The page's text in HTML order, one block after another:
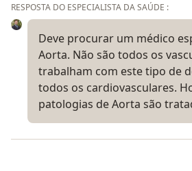
RESPOSTA DO ESPECIALISTA DA SAÚDE :
Deve procurar um médico
Aorta. Não são todos os
trabalham com este tipo de
todos os cardiovasculares.
patologias de Aorta são